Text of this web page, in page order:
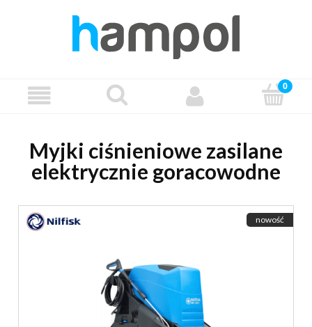
Myjki ciśnieniowe zasilane
elektrycznie goracowodne
nowość